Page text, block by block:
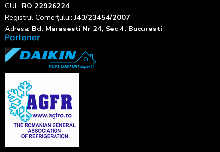
CUI: RO 22926224
Registrul Comerțului:J40/23454/2007
Adresa: Bd. Marasesti Nr 24, Sec 4, Bucuresti